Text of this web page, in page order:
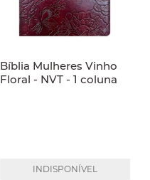
Bíblia Mulheres Vinho
Floral - NVT - 1 coluna
INDISPONÍVEL